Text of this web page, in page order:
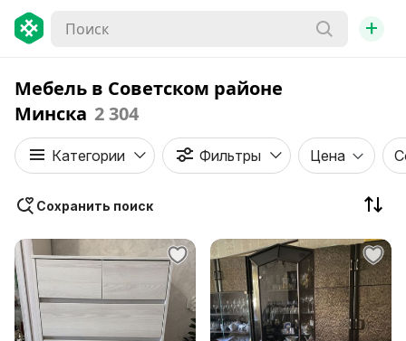
+
Мебель в Советском районе
Минска 2 304
Категории Фильтры Цена
Сохранить поиск